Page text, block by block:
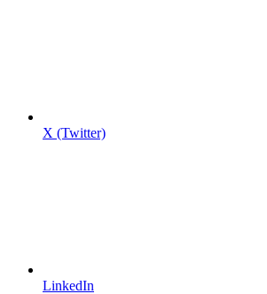
X (Twitter)
LinkedIn